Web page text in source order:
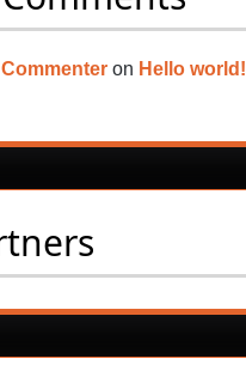
on Hello world!